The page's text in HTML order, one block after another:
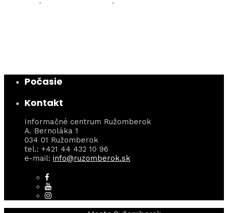
Počasie
Kontakt
Informačné centrum Ružomberok
A. Bernoláka 1
034 01 Ružomberok
tel.: +421 44 432 10 96
e-mail: info@ruzomberok.sk